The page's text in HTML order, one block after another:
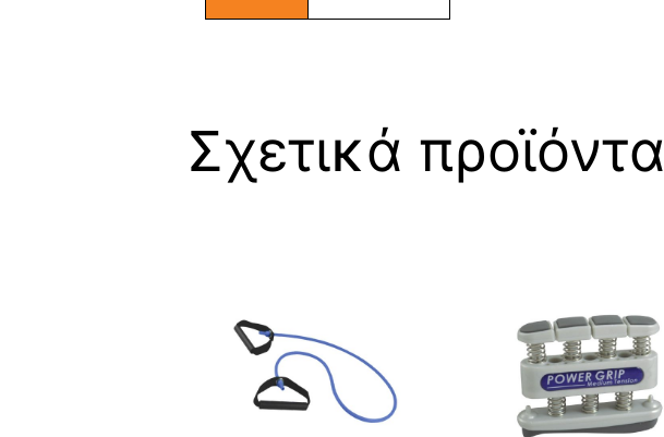
Σχετικά προϊόντα